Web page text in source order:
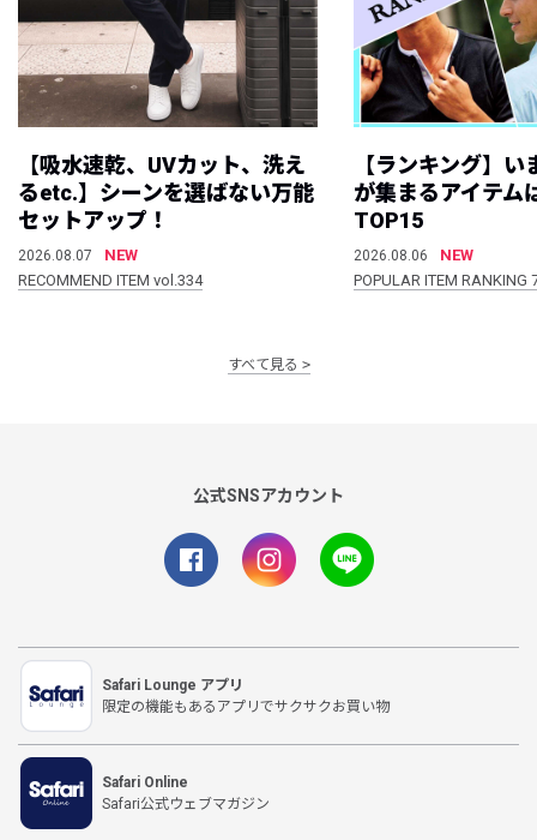
【吸水速乾、UVカット、洗え
るetc.】シーンを選ばない万能
セットアップ！
2026.08.07
NEW
RECOMMEND ITEM vol.334
【ランキング】
が集まるアイテム
TOP15
2026.08.06
NEW
POPULAR ITEM
すべて見る
公式SNSアカウント
Safari Lounge アプリ
限定の機能もあるアプリでサクサクお買い物
Safari Online
Safari公式ウェブマガジン